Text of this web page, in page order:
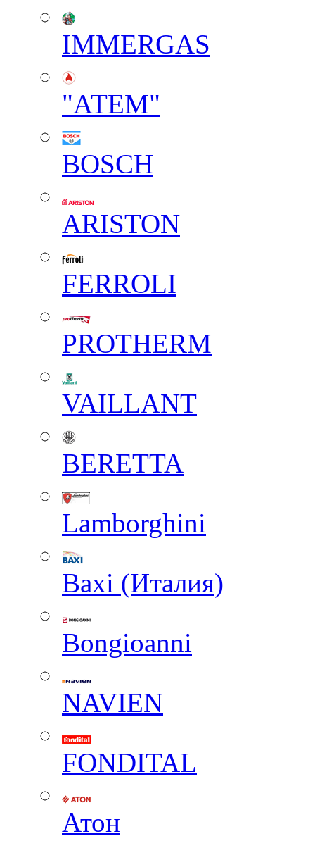
IMMERGAS
"АТЕМ"
BOSCH
ARISTON
FERROLI
PROTHERM
VAILLANT
BERETTA
Lamborghini
Baxi (Италия)
Вongioanni
NAVIEN
FONDITAL
Атон